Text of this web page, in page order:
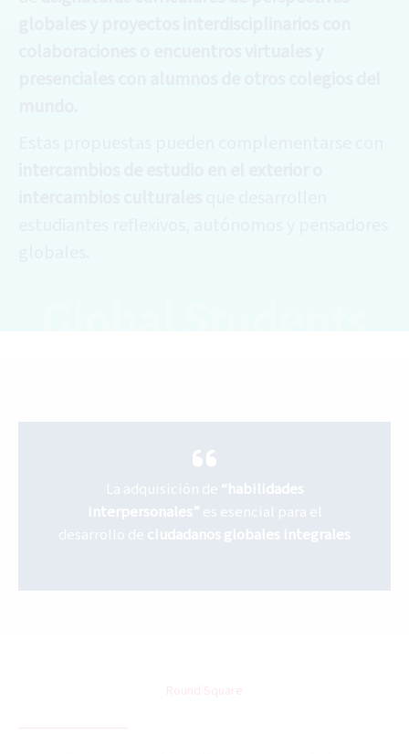
La adquisición de “habilidades
interpersonales” es esencial para el
desarrollo de ciudadanos globales integrales